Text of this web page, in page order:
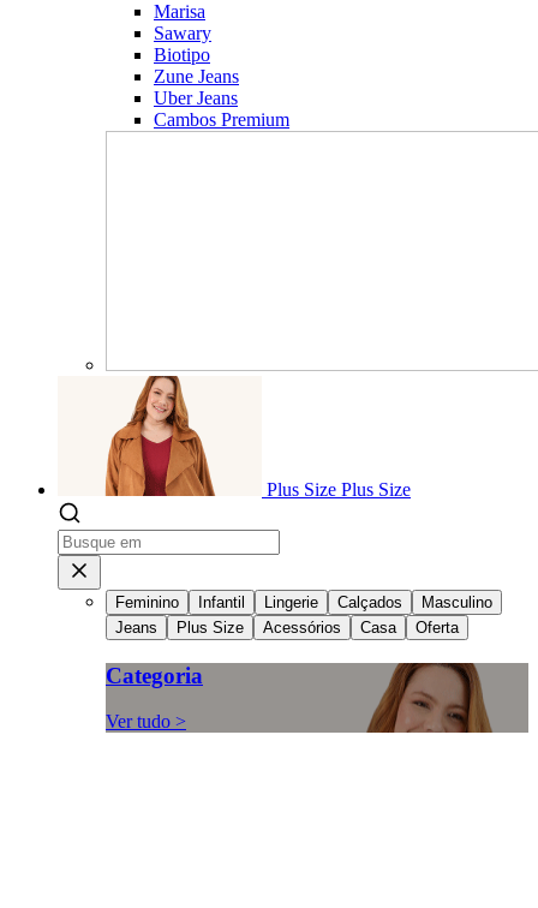
Marisa
Sawary
Biotipo
Zune Jeans
Uber Jeans
Cambos Premium
Plus Size Plus Size
Feminino Infantil Lingerie Calçados
Masculino
Jeans
Plus Size Acessórios Casa Oferta
Categoria
Ver tudo >